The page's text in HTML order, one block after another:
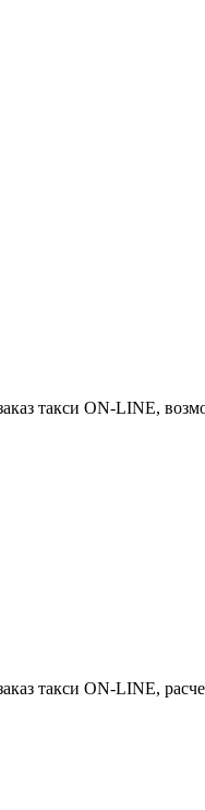
такси ON-LINE,
такси ON-LINE,